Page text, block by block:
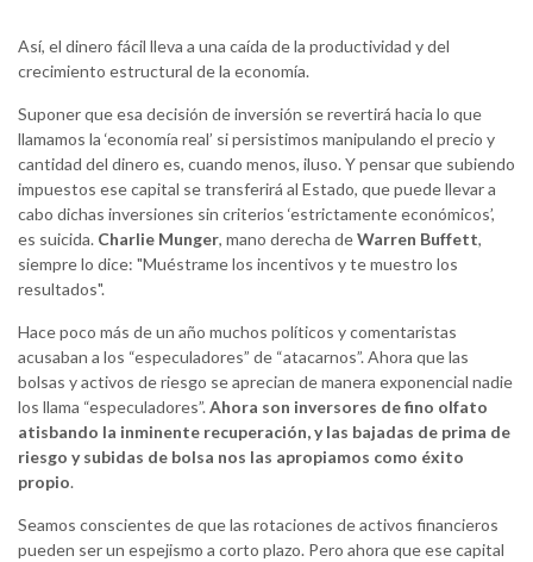
Así, el dinero fácil lleva a una caída de la productividad y del
crecimiento estructural de la economía.
Suponer que esa decisión de inversión se revertirá hacia lo que
llamamos la ‘economía real’ si persistimos manipulando el precio y
cantidad del dinero es, cuando menos, iluso. Y pensar que subiendo
impuestos ese capital se transferirá al Estado, que puede llevar a
cabo dichas inversiones sin criterios ‘estrictamente económicos’,
es suicida. Charlie Munger, mano derecha deWarren Buffett,
siempre lo dice: "Muéstrame los incentivos y te muestro los
resultados".
Hace poco más de un año muchos políticos y comentaristas
acusaban a los “especuladores” de “atacarnos”. Ahora que las
bolsas y activos de riesgo se aprecian de manera exponencial nadie
los llama “especuladores”.Ahora son inversores de fino olfato
atisbando la inminente recuperación, y las bajadas de prima de
riesgo y subidas de bolsa nos las apropiamos como éxito
propio.
Seamos conscientes de que las rotaciones de activos financieros
pueden ser un espejismo a corto plazo. Pero ahora que ese capital